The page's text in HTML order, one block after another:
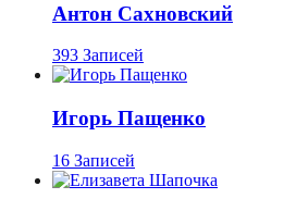
Антон Сахновский
393 Записей
Игорь Пащенко
16 Записей